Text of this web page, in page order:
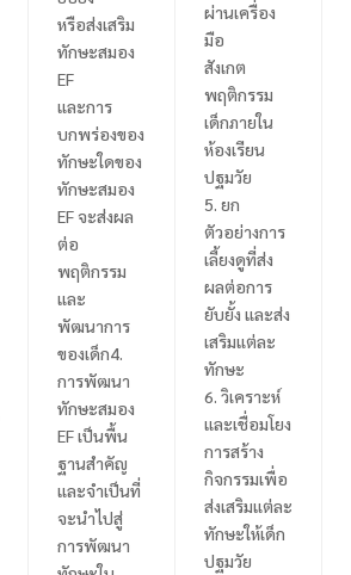
หรือส่งเสริม
ทักษะสมอง
EF
และการ
บกพร่องของ
ทักษะใดของ
ทักษะสมอง
EF จะส่งผล
ต่อ
พฤติกรรม
และ
พัฒนาการ
ของเด็ก4.
การพัฒนา
ทักษะสมอง
EFเป็นพื้น
ฐานสำคัญ
และจำเป็นที่
จะนำไปสู่
การพัฒนา
ผ่านเครื่อง
มือ
สังเกต
พฤติกรรม
เด็กภายใน
ห้องเรียน
ปฐมวัย
5. ยก
ตัวอย่างการ
เลี้ยงดูที่ส่ง
ผลต่อการ
ยับยั้ง และส่ง
เสริมแต่ละ
ทักษะ
6. วิเคราะห์
และเชื่อมโยง
การสร้าง
กิจกรรมเพื่อ
ส่งเสริมแต่ละ
ทักษะให้เด็ก
ปฐมวัย